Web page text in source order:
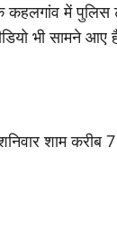
में
भी सामने
शाम करीब